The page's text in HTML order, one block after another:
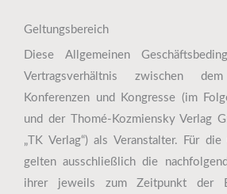
Geltungsbereich
Diese Allgemeinen
Vertragsverhältnis zwischen
Konferenzen und Kongresse (im
und der Thomé-Kozmiensky Verlag
„TK Verlag“) als Veranstalter. Für die
gelten ausschließlich die
ihrer jeweils zum Zeitpunkt der